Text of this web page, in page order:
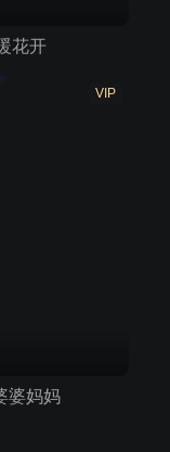
花开
VIP
婆妈妈